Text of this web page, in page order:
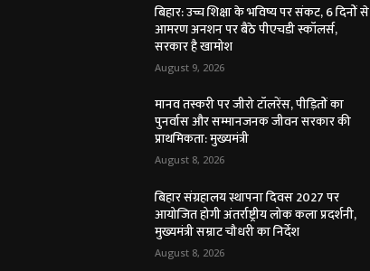
बिहार: उच्च शिक्षा के भविष्य पर संकट, 6 दिनों से
आमरण अनशन पर बैठे पीएचडी स्कॉलर्स,
सरकार है खामोश
August 9, 2026
मानव तस्करी पर जीरो टॉलरेंस, पीड़ितों का
पुनर्वास और सम्मानजनक जीवन सरकार की
प्राथमिकता: मुख्यमंत्री
August 8, 2026
बिहार संग्रहालय स्थापना दिवस 2027 पर
आयोजित होगी अंतर्राष्ट्रीय लोक कला प्रदर्शनी,
मुख्यमंत्री सम्राट चौधरी का निर्देश
August 8, 2026